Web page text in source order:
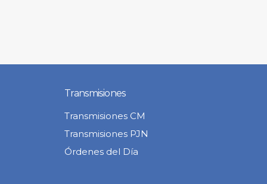
Transmisiones
Transmisiones CM
Transmisiones PJN
Órdenes del Día